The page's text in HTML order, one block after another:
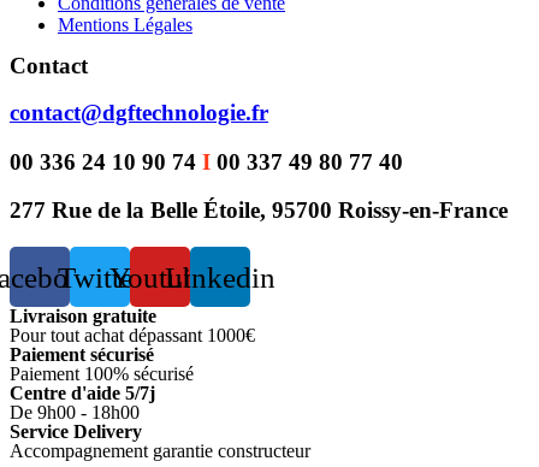
Mentions Légales
Contact
contact@dgftechnologie.fr
00 336 24 10 90 74 I 00 337 49 80 77 40
277 Rue de la Belle Étoile, 95700 Roissy-en-France
TwitterYoutubeLinkedin
Livraison gratuite
Pour tout achat dépassant 1000€
Paiement sécurisé
Paiement 100% sécurisé
Centre d'aide 5/7j
De 9h00 - 18h00
Service Delivery
Accompagnement garantie constructeur